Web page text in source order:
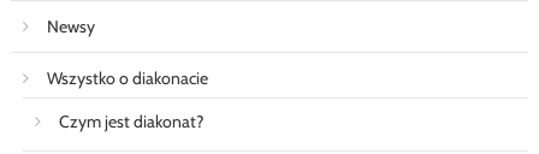
Newsy
Wszystko o diakonacie
Czym jest diakonat?